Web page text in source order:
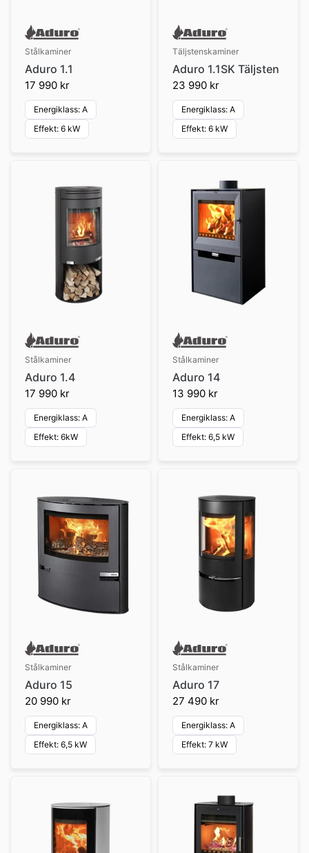
Stålkaminer
Aduro 1.1
17 990 kr
Energiklass: A
Effekt: 6 kW
Täljstenskaminer
Aduro 1.1SK Täljsten
23 990 kr
Energiklass: A
Effekt: 6 kW
Stålkaminer
Aduro 1.4
17 990 kr
Energiklass: A
Effekt: 6kW
Stålkaminer
Aduro 14
13 990 kr
Energiklass: A
Effekt: 6,5 kW
Stålkaminer
Aduro 15
20 990 kr
Energiklass: A
Effekt: 6,5 kW
Stålkaminer
Aduro 17
27 490 kr
Energiklass: A
Effekt: 7 kW